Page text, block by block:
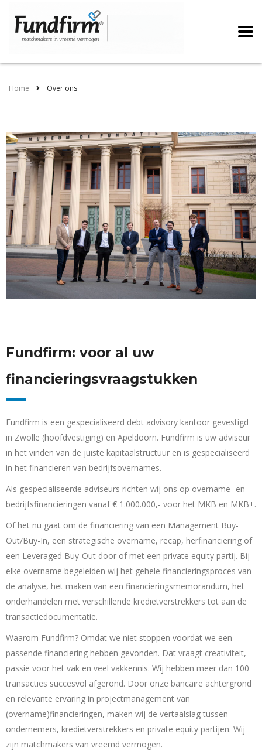
Home Over ons
Fundfirm: voor al uw
financieringsvraagstukken
Fundfirm is een gespecialiseerd debt advisory kantoor gevestigd
in Zwolle (hoofdvestiging) en Apeldoorn. Fundfirm is uw adviseur
in het vinden van de juiste kapitaalstructuur en is gespecialiseerd
in het financieren van bedrijfsovernames.
Als gespecialiseerde adviseurs richten wij ons op overname- en
bedrijfsfinancieringen vanaf € 1.000.000,- voor het MKB en MKB+.
Of het nu gaat om de financiering van een Management Buy-
Out/Buy-In, een strategische overname, recap, herfinanciering of
een Leveraged Buy-Out door of met een private equity partij. Bij
elke overname begeleiden wij het gehele financieringsproces van
de analyse, het maken van een financieringsmemorandum, het
onderhandelen met verschillende kredietverstrekkers tot aan de
transactiedocumentatie.
Waarom Fundfirm? Omdat we niet stoppen voordat we een
passende financiering hebben gevonden. Dat vraagt creativiteit,
passie voor het vak en veel vakkennis. Wij hebben meer dan 100
transacties succesvol afgerond. Door onze bancaire achtergrond
en relevante ervaring in projectmanagement van
(overname)financieringen, maken wij de vertaalslag tussen
ondernemers, kredietverstrekkers en private equity partijen. Wij
zijn matchmakers van vreemd vermogen.